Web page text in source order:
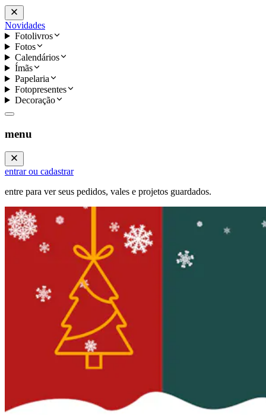
Novidades
Fotolivros
Fotos
Calendários
Ímãs
Papelaria
Fotopresentes
Decoração
menu
entrar ou cadastrar
entre para ver seus pedidos, vales e projetos guardados.